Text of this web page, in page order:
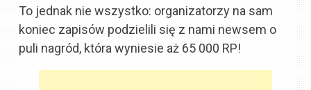
To jednak nie wszystko: organizatorzy na sam
koniec zapisów podzielili się z nami newsem o
puli nagród, która wyniesie aż 65 000 RP!